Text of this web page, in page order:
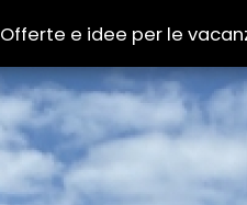
Offerte e idee per le